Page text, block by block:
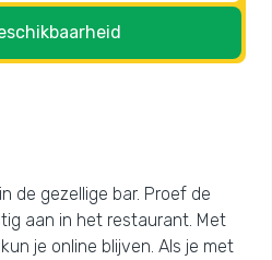
de gezellige bar. Proef de
aan in het restaurant. Met
je online blijven. Als je met